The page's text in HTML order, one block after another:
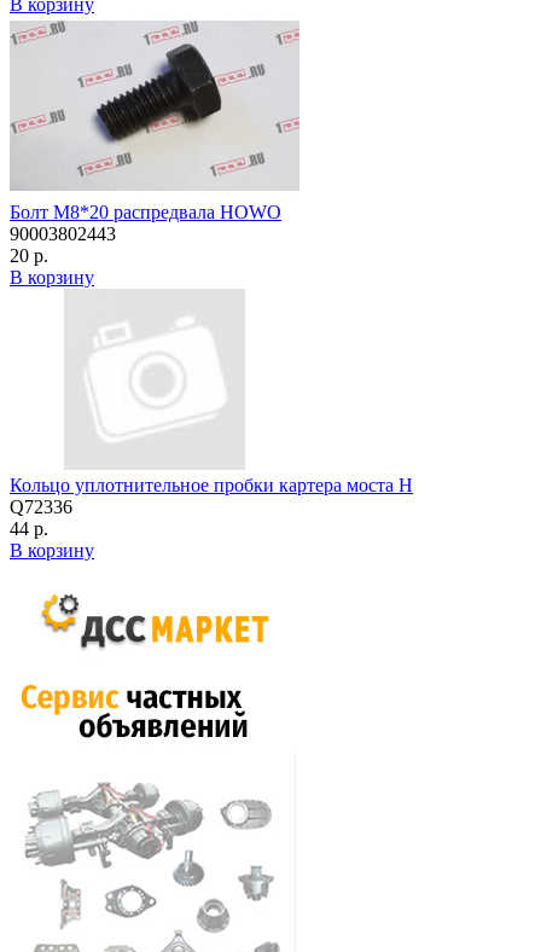
В корзину
Болт М8*20 распредвала HOWO
90003802443
20 р.
В корзину
Кольцо уплотнительное пробки картера моста H
Q72336
44 р.
В корзину